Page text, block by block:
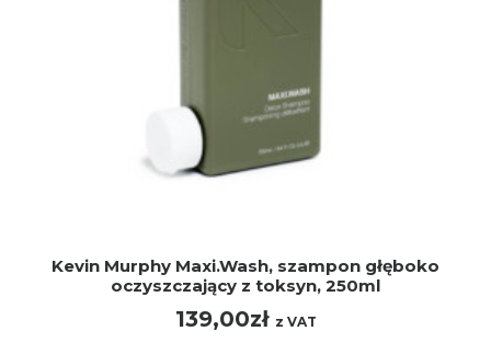
DODAJ DO KOSZYKA
Kevin Murphy Maxi.Wash, szampon głęboko
oczyszczający z toksyn, 250ml
139,00zł z VAT